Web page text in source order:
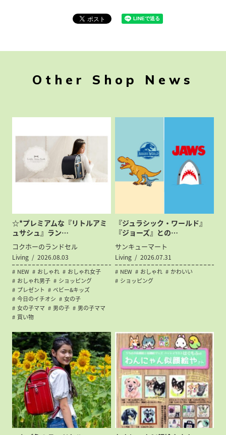
Other Shop News
☆*プレミアムな『リトルアミ
ュサシュ』ラン…
コクホーのランドセル
Living 2026.08.03
NEW おしゃれ
おしゃれ女子
おしゃれ男子
ショッピング
プレゼント
ベビー&キッズ
今日のイチオシ
女の子
女の子ママ
男の子
男の子ママ
買い物
『ジュラシック・ワールド』
『ジョーズ』との…
サンキューマート
Living 2026.07.31
NEW おしゃれ
かわいい
ショッピング